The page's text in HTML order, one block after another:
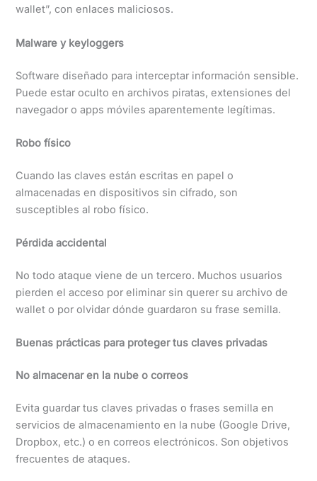
wallet”, con enlaces maliciosos.
Malware y keyloggers
Software diseñado para interceptar información sensible.
Puede estar oculto en archivos piratas, extensiones del
navegador o apps móviles aparentemente legítimas.
Robo físico
Cuando las claves están escritas en papel o
almacenadas en dispositivos sin cifrado, son
susceptibles al robo físico.
Pérdida accidental
No todo ataque viene de un tercero. Muchos usuarios
pierden el acceso por eliminar sin querer su archivo de
wallet o por olvidar dónde guardaron su frase semilla.
Buenas prácticas para proteger tus claves privadas
No almacenar en la nube o correos
Evita guardar tus claves privadas o frases semilla en
servicios de almacenamiento en la nube (Google Drive,
Dropbox, etc.) o en correos electrónicos. Son objetivos
frecuentes de ataques.